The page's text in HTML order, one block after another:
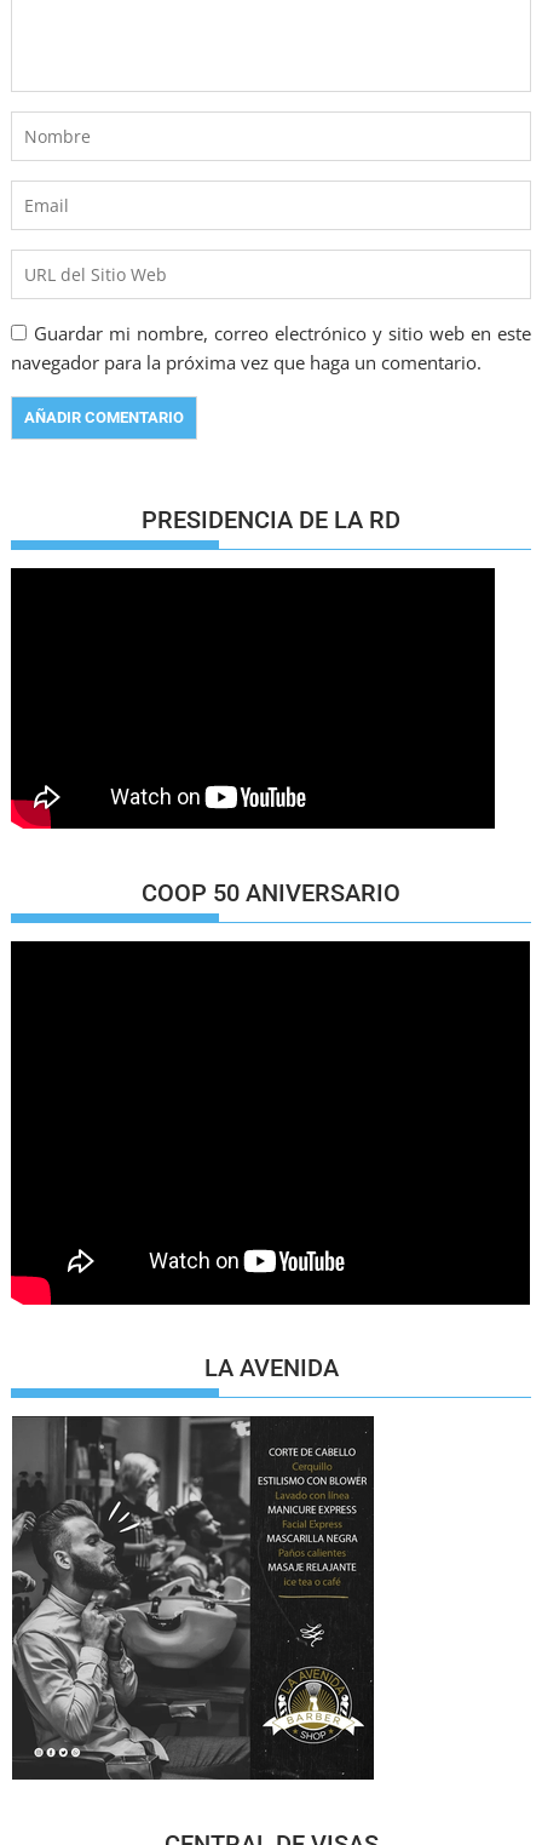
Guardar mi nombre, correo electrónico y sitio web en este
navegador para la próxima vez que haga un comentario.
PRESIDENCIA DE LA RD
COOP 50 ANIVERSARIO
LA AVENIDA